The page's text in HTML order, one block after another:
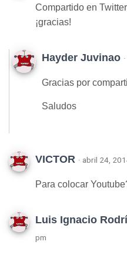
Compartido en
¡gracias!
Hayder Juvinao
Gracias por
Saludos
VICTOR · abril 24,
Para colocar
Luis Ignacio
pm